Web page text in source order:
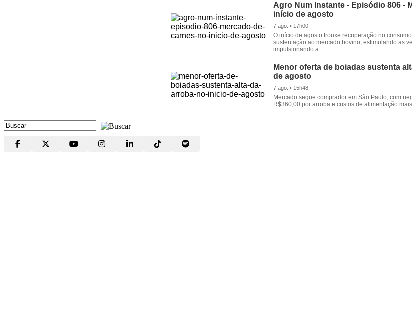
Agro Num Instante - Episódio 806 -
início de agosto
7 ago. • 17h00
O início de agosto trouxe recuperação no
sustentação ao mercado bovino, estimulando as
impulsionando a.
Menor oferta de boiadas sustenta
de agosto
7 ago. • 15h48
Mercado segue comprador em São Paulo, com
R$360,00 por arroba e custos de alimentação